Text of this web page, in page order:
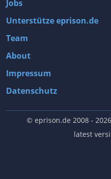
Jobs
Unterstütze eprison.de
Team
About
Impressum
Datenschutz
© eprison.de 2008 - 2026
latest